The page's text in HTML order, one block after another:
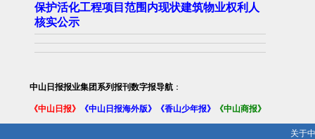
保护活化工程项目范围内现状建筑物业权利人
核实公示
中山日报报业集团系列报刊数字报导航 ：
《中山日报》 《中山日报海外版》 《香山少年报》 《中山商报》
关于